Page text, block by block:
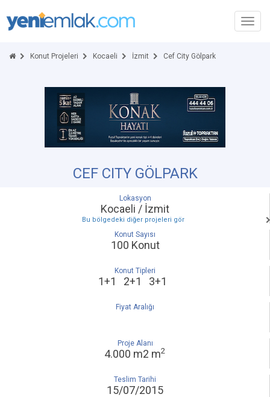
Konut Projeleri Kocaeli İzmit Cef City Gölpark
CEF CITY GÖLPARK
Lokasyon
Kocaeli / İzmit
Bu bölgedeki diğer projeleri gör
Konut Sayısı
100 Konut
Konut Tipleri
1+1 2+1 3+1
Fiyat Aralığı
Proje Alanı
4.000 m2 m2
Teslim Tarihi
15/07/2015